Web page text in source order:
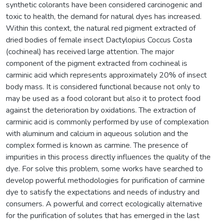
synthetic colorants have been considered carcinogenic and
toxic to health, the demand for natural dyes has increased.
Within this context, the natural red pigment extracted of
dried bodies of female insect Dactylopius Coccus Costa
(cochineal) has received large attention. The major
component of the pigment extracted from cochineal is
carminic acid which represents approximately 20% of insect
body mass. It is considered functional because not only to
may be used as a food colorant but also it to protect food
against the deterioration by oxidations. The extraction of
carminic acid is commonly performed by use of complexation
with aluminum and calcium in aqueous solution and the
complex formed is known as carmine. The presence of
impurities in this process directly influences the quality of the
dye. For solve this problem, some works have searched to
develop powerful methodologies for purification of carmine
dye to satisfy the expectations and needs of industry and
consumers. A powerful and correct ecologically alternative
for the purification of solutes that has emerged in the last